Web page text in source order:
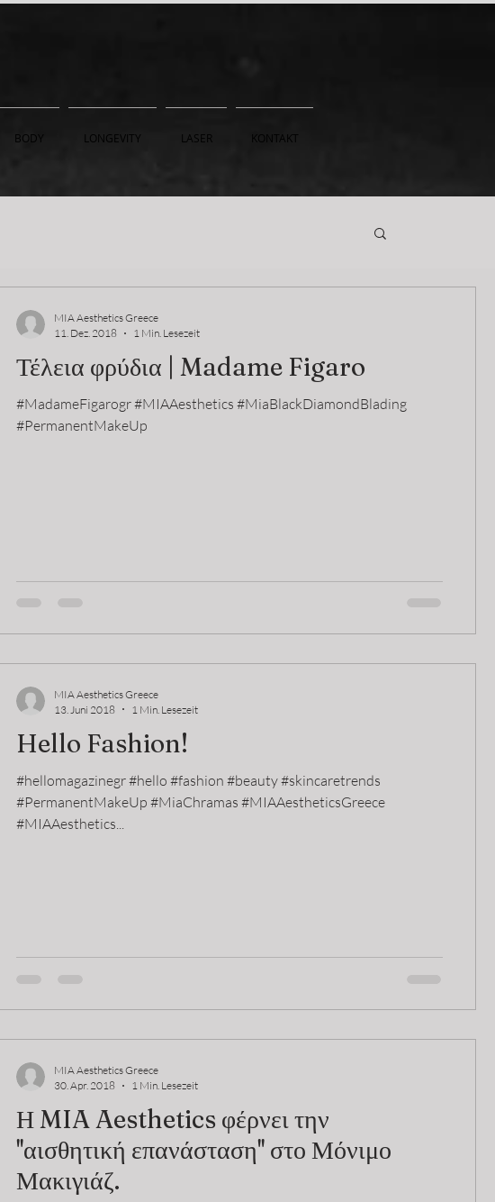
BODY LONGEVITY LASER KONTAKT
Τέλεια φρύδια | Madame Figaro
#MadameFigarogr #MIAAesthetics #MiaBlackDiamondBlading
#PermanentMakeUp
MIA Aesthetics Greece
11. Dez. 2018
1 Min. Lesezeit
Hello Fashion!
#hellomagazinegr #hello #fashion #beauty #skincaretrends
#PermanentMakeUp #MiaChramas #MIAAestheticsGreece
#MIAAesthetics...
MIA Aesthetics Greece
13. Juni 2018
1 Min. Lesezeit
Η MIA Aesthetics φέρνει την
''αισθητική επανάσταση'' στο Μόνιμο
Μακιγιάζ.
MIA Aesthetics Greece
30. Apr. 2018
1 Min. Lesezeit